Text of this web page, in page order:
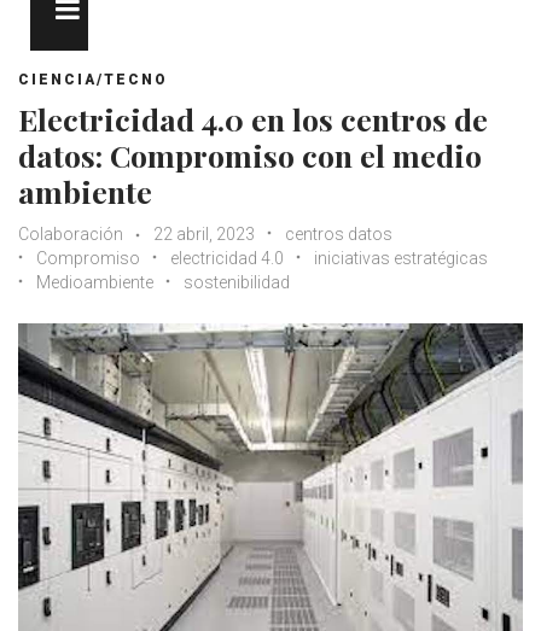
CIENCIA/TECNO
Electricidad 4.0 en los centros de
datos: Compromiso con el medio
ambiente
Colaboración 22 abril, 2023
centros datos
Compromiso
electricidad 4.0
iniciativas estratégicas
Medioambiente
sostenibilidad